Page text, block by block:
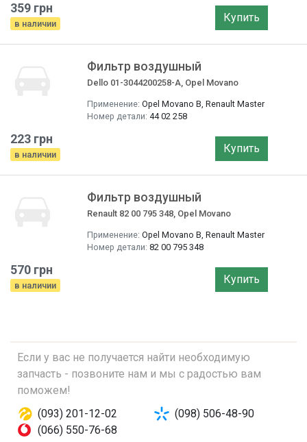
359 грн
в наличии Купить
Фильтр воздушный
Dello 01-3044200258-A, Opel Movano
Применение: Opel Movano B, Renault Master
Номер детали: 44 02 258
223 грн
в наличии Купить
Фильтр воздушный
Renault 82 00 795 348, Opel Movano
Применение: Opel Movano B, Renault Master
Номер детали: 82 00 795 348
570 грн
в наличии Купить
Если у вас не получается найти необходимую
запчасть - позвоните нам и мы с радостью вам
поможем!
(093) 201-12-02
(098) 506-48-90
(066) 550-76-68